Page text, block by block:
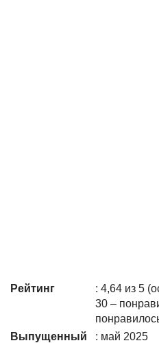
Рейтинг
: 4,64 из 5
30 –
Выпущенный
: май 2025